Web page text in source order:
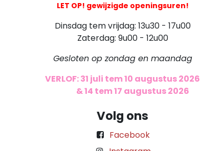
LET OP! gewijzigde openingsuren!
Dinsdag tem vrijdag: 13u30 - 17u00
Zaterdag: 9u00 - 12u00
Gesloten op zondag en maandag
VERLOF: 31 juli tem 10 augustus 2026
& 14 tem 17 augustus 2026
Volg ons
Facebook